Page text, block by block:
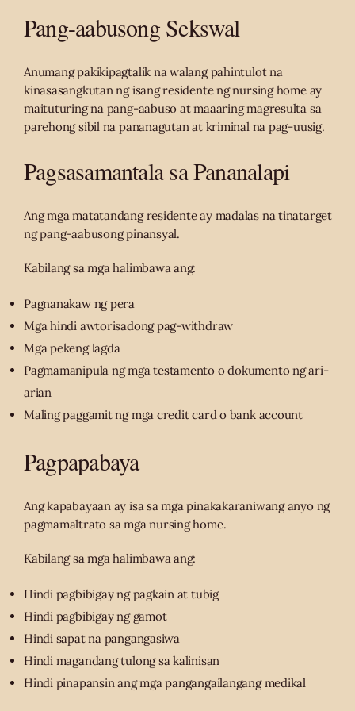
Pang-aabusong Sekswal
Anumang pakikipagtalik na walang pahintulot na
kinasasangkutan ng isang residente ng nursing home ay
maituturing na pang-aabuso at maaaring magresulta sa
parehong sibil na pananagutan at kriminal na pag-uusig.
Pagsasamantala sa Pananalapi
Ang mga matatandang residente ay madalas na tinatarget
ng pang-aabusong pinansyal.
Kabilang sa mga halimbawa ang:
Pagnanakaw ng pera
Mga hindi awtorisadong pag-withdraw
Mga pekeng lagda
Pagmamanipula ng mga testamento o dokumento ng ari-
arian
Maling paggamit ng mga credit card o bank account
Pagpapabaya
Ang kapabayaan ay isa sa mga pinakakaraniwang anyo ng
pagmamaltrato sa mga nursing home.
Kabilang sa mga halimbawa ang:
Hindi pagbibigay ng pagkain at tubig
Hindi pagbibigay ng gamot
Hindi sapat na pangangasiwa
Hindi magandang tulong sa kalinisan
Hindi pinapansin ang mga pangangailangang medikal